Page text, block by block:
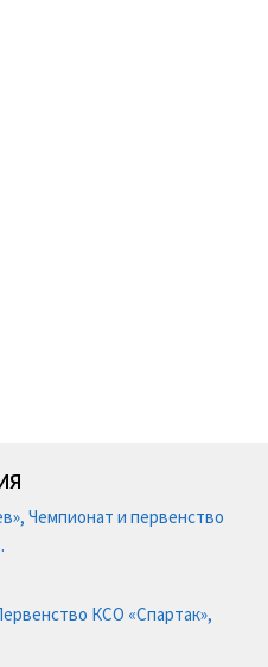
Чемпионат и первенство
КСО «Спартак»,